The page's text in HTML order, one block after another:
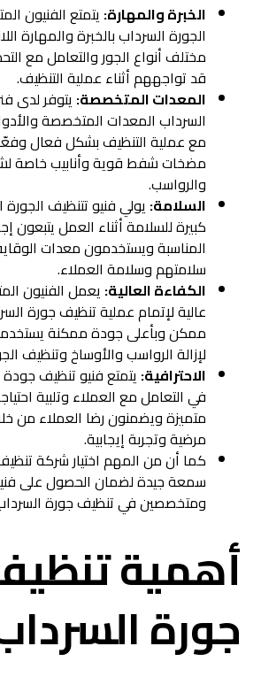
الخبرة والمهارة: يتمتع الفنيون
الجورة السرداب بالخبرة والمهارة
مختلف أنواع الجور والتعامل مع
قد تواجههم أثناء عملية التنظيف.
المعدات المتخصصة: يتوفر لدى
السرداب المعدات المتخصصة
مع عملية التنظيف بشكل فعال
مضخات شفط قوية وأنابيب خاصة
والرواسب.
السلامة: يولي فنيو تتنظيف
كبيرة للسلامة أثناء العمل يتبعون
المناسبة ويستخدمون معدات
سلامتهم وسلامة العملاء.
الكفاءة العالية: يعمل الفنيون
عالية لإتمام عملية تنظيف جورة
ممكن وبأعلى جودة ممكنة
لإزالة الرواسب والأوساخ وتنظيف
الاحترافية: يتمتع فنيو تنظيف جودة
في التعامل مع العملاء وتلبية
متميزة ويضمنون رضا العملاء من
مرضية وتجربة إيجابية.
كما أن من المهم اختيار شركة
سمعة جيدة لضمان الحصول على
ومتخصصين في تنظيف جورة
أهمية
جورة